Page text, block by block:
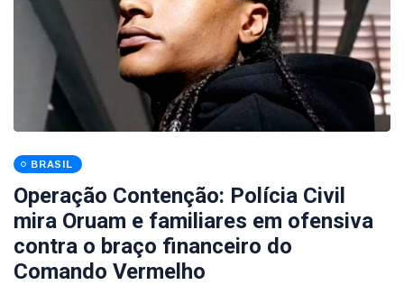
BRASIL
Operação Contenção: Polícia Civil
mira Oruam e familiares em ofensiva
contra o braço financeiro do
Comando Vermelho